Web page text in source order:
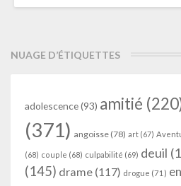
NUAGE D’ÉTIQUETTES
adolescence(93) amitié
(371) angoisse (78) art (67)
(68) couple (68) culpabilité (69) deuil
(145) drame (117) drogue (71)